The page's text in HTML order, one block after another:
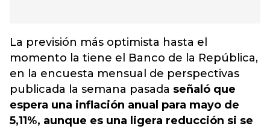
La previsión más optimista hasta el
momento la tiene el Banco de la República,
en la encuesta mensual de perspectivas
publicada la semana pasada señaló que
espera una inflación anual para mayo de
5,11%, aunque es una ligera reducción si se